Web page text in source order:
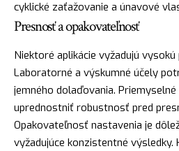
cyklické zaťažovanie a únavové
Presnosť a opakovateľnosť
Niektoré aplikácie vyžadujú
Laboratorné a výskumné účely
jemného dolaďovania. Priemyselné
uprednostniť robustnosť pred
Opakovateľnosť nastavenia je
vyžadujúce konzistentné výsledky.